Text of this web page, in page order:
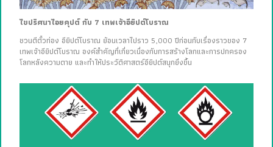
ไขปริศนาไอยคุปต์ กับ 7 เทพเจ้าอียิปต์โบราณ
ชวนตีตั๋วท่อง อียิปต์โบราณ ย้อนเวลาไปราว 5,000 ปีก่อนกับเรื่องราวของ 7
เทพเจ้าอียิปต์โบราณ องค์สำคัญที่เกี่ยวเนื่องกับการสร้างโลกและการปกครอง
โลกหลังความตาย และทำให้ประวัติศาสตร์อียิปต์สนุกยิ่งขึ้น